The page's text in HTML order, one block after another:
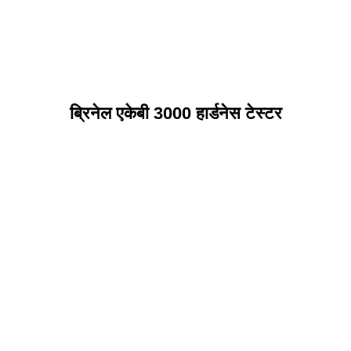
ब्रिनेल एकेबी 3000 हार्डनेस टेस्टर